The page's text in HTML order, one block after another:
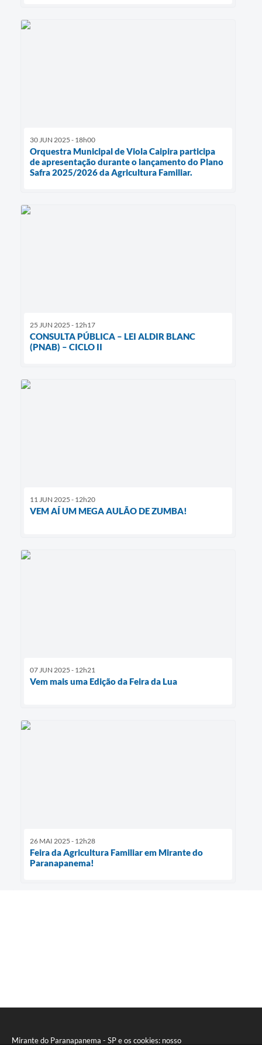
Mirante do Paranapanema - SP e os cookies: nosso
30 JUN 2025 - 18h00
Orquestra Municipal de Viola Caipira participa
de apresentação durante o lançamento do Plano
Safra 2025/2026 da Agricultura Familiar.
25 JUN 2025 - 12h17
CONSULTA PÚBLICA – LEI ALDIR BLANC
(PNAB) – CICLO II
11 JUN 2025 - 12h20
VEM AÍ UM MEGA AULÃO DE ZUMBA!
07 JUN 2025 - 12h21
Vem mais uma Edição da Feira da Lua
26 MAI 2025 - 12h28
Feira da Agricultura Familiar em Mirante do
Paranapanema!